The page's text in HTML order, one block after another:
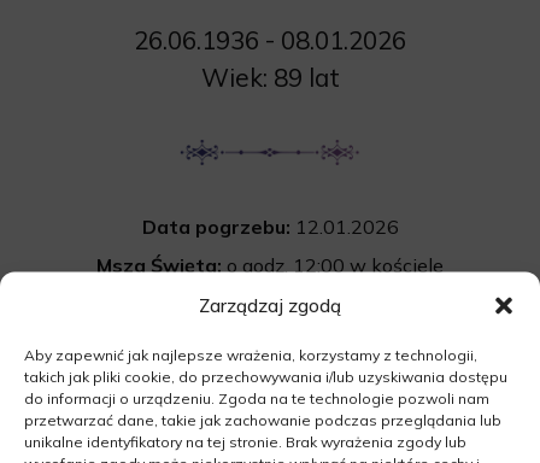
Zarządzaj zgodą
Aby zapewnić jak najlepsze wrażenia, korzystamy z technologii,
takich jak pliki cookie, do przechowywania i/lub uzyskiwania dostępu
do informacji o urządzeniu. Zgoda na te technologie pozwoli nam
przetwarzać dane, takie jak zachowanie podczas przeglądania lub
unikalne identyfikatory na tej stronie. Brak wyrażenia zgody lub
26.06.1936 - 08.01.2026
Wiek: 89 lat
Data pogrzebu: 12.01.2026
Msza Święta: o godz. 12:00 w kościele
pw. św. Stanisława Kostki w Sulechowie
Cmentarz:Uroczystość pogrzebowa
na cmentarzu komunalnym w Sulechowie
66-100 Suleców